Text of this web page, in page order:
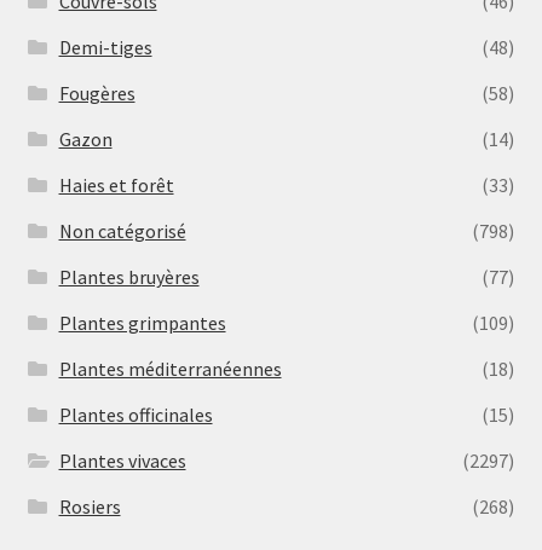
Demi-tiges
(48)
Fougères
(58)
Gazon
(14)
Haies et forêt
(33)
Non catégorisé
(798)
Plantes bruyères
(77)
Plantes grimpantes
(109)
Plantes méditerranéennes
(18)
Plantes officinales
(15)
Plantes vivaces
(2297)
Rosiers
(268)